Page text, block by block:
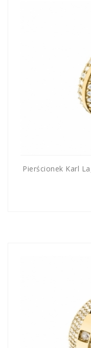
Pierścionek Karl